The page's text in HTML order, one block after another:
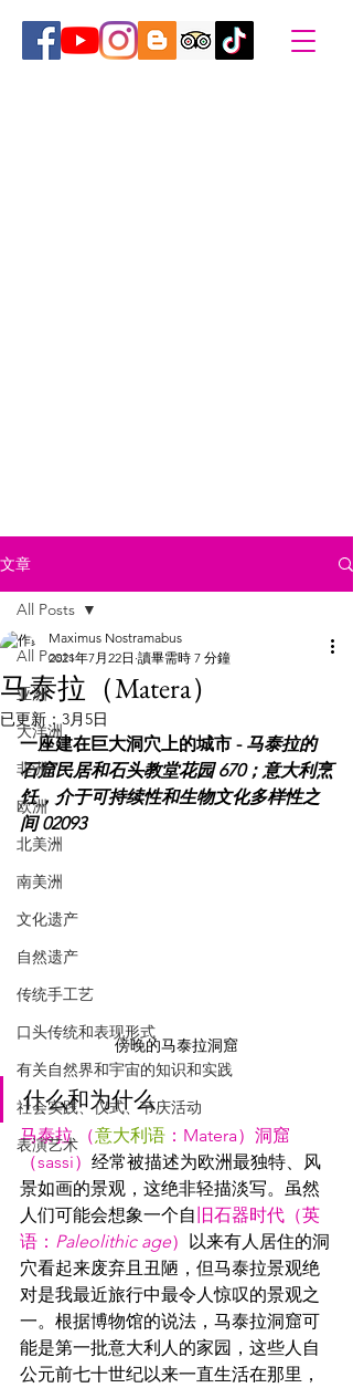
文章
All Posts
亚洲
大洋洲
非洲
欧洲
北美洲
南美洲
文化遗产
自然遗产
传统手工艺
口头传统和表现形式
有关自然界和宇宙的知识和实践
社会实践、仪式、节庆活动
表演艺术
All Posts
马泰拉（Matera）
Maximus Nostramabus
2021年7月22日 讀畢需時 7 分鐘
已更新：3月5日
一座建在巨大洞穴上的城市 - 马泰拉的
石窟民居和石头教堂花园 670；意大利烹
饪，介于可持续性和生物文化多样性之
间 02093
傍晚的马泰拉洞窟
什么和为什么
马泰拉 （意大利语 ：Matera） 洞窟
（sassi） 经常被描述为欧洲最独特、风
景如画的景观，这绝非轻描淡写。虽然
人们可能会想象一个自 旧石器时代（英
语： Paleolithic age） 以来有人居住的洞
穴看起来废弃且丑陋，但马泰拉景观绝
对是我最近旅行中最令人惊叹的景观之
一。根据博物馆的说法，马泰拉洞窟可
能是第一批意大利人的家园，这些人自
公元前七十世纪以来一直生活在那里，